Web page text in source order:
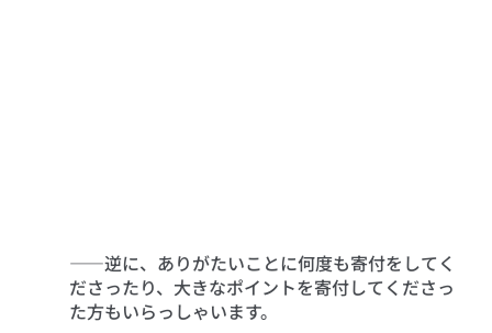
――逆に、ありがたいことに何度も寄付をしてく
ださったり、大きなポイントを寄付してくださっ
た方もいらっしゃいます。